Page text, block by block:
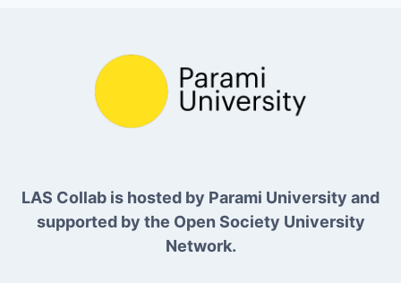
LAS Collab is hosted by Parami University and
supported by the Open Society University
Network.